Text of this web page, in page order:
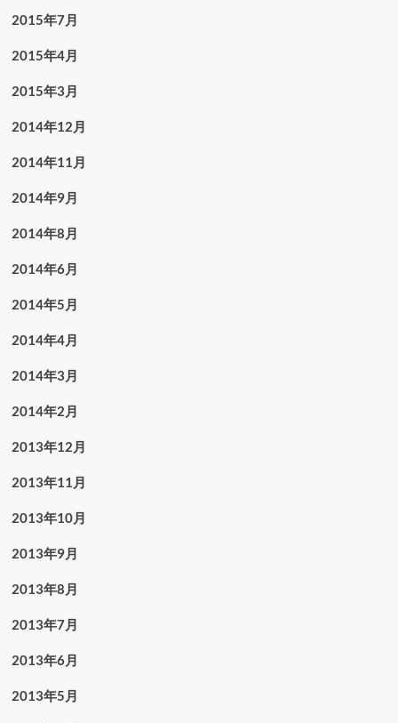
2015年7月
2015年4月
2015年3月
2014年12月
2014年11月
2014年9月
2014年8月
2014年6月
2014年5月
2014年4月
2014年3月
2014年2月
2013年12月
2013年11月
2013年10月
2013年9月
2013年8月
2013年7月
2013年6月
2013年5月